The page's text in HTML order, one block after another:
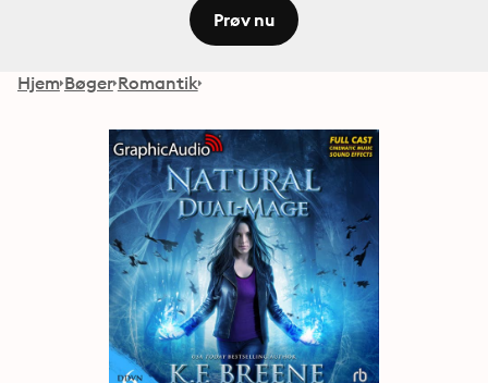
Prøv nu
Hjem Bøger Romantik